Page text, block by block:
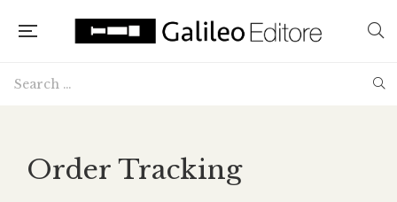
Order Tracking